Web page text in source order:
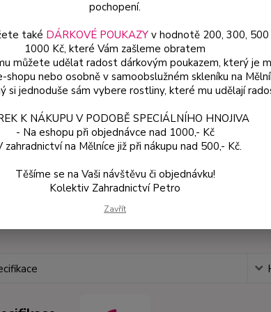
pochopení.
také DÁRKOVÉ POUKAZYv hodnotě 200, 300, 500
1000 Kč, které Vám zašleme obratem
můžete udělat radost dárkovým poukazem, který je
nebo osobně v samoobslužném skleníku na
si jednoduše sám vybere rostliny, které mu udělají
K NÁKUPU V PODOBĚ SPECIÁLNÍHO HNOJIVA
- Na eshopu při objednávce nad 1000,- Kč
zahradnictví na Mělníce již při nákupu nad 500,- Kč.
Těšíme se na Vaši návštěvu či objednávku!
Kolektiv Zahradnictví Petro
Zavřít